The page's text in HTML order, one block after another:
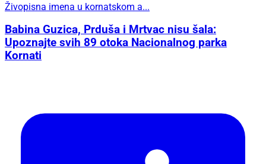
Živopisna imena u kornatskom a...
Babina Guzica, Prduša i Mrtvac nisu šala:
Upoznajte svih 89 otoka Nacionalnog parka
Kornati